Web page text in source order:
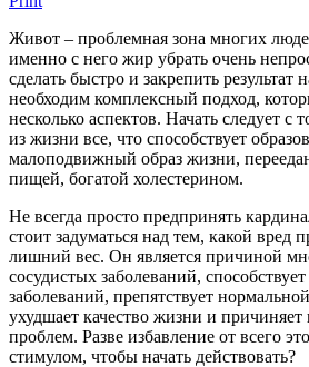
Живот – проблемная зона многих
именно с него жир убрать очень
сделать быстро и закрепить результат
необходим комплексный подход,
несколько аспектов. Начать следует с
из жизни все, что способствует
малоподвижный образ жизни,
пищей, богатой холестерином.
Не всегда просто предпринять
стоит задуматься над тем, какой вред
лишний вес. Он является причиной
сосудистых заболеваний,
заболеваний, препятствует
ухудшает качество жизни и причиняет
проблем. Разве избавление от всего
стимулом, чтобы начать действовать?